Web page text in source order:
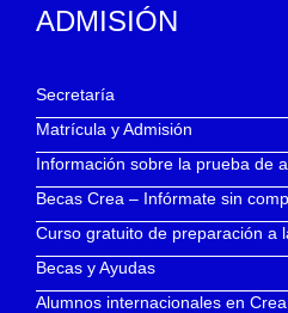
ADMISIÓN
Secretaría
Matrícula y Admisión
Información sobre la prueba de
Becas Crea – Infórmate sin
Curso gratuito de preparación a
Becas y Ayudas
Alumnos internacionales en